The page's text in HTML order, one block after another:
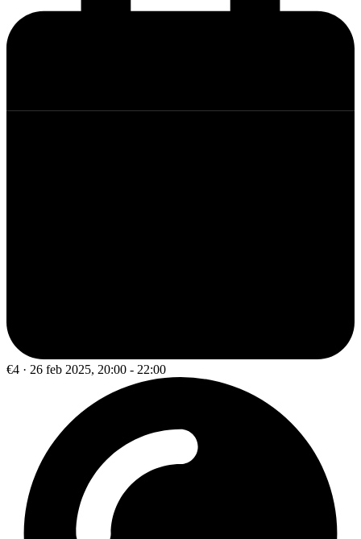
€4 · 26 feb 2025, 20:00 - 22:00